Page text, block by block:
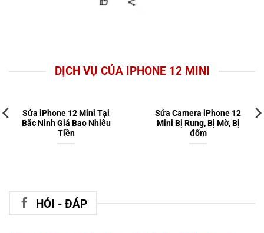
DỊCH VỤ CỦA IPHONE 12 MINI
Sửa iPhone 12 Mini Tại
Bắc Ninh Giá Bao Nhiêu
Tiền
Sửa Camera iPhone 12
Mini Bị Rung, Bị Mờ, Bị
đốm
HỎI - ĐÁP